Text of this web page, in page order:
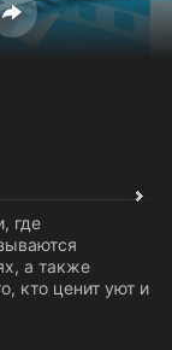
где
а также
кто ценит уют и